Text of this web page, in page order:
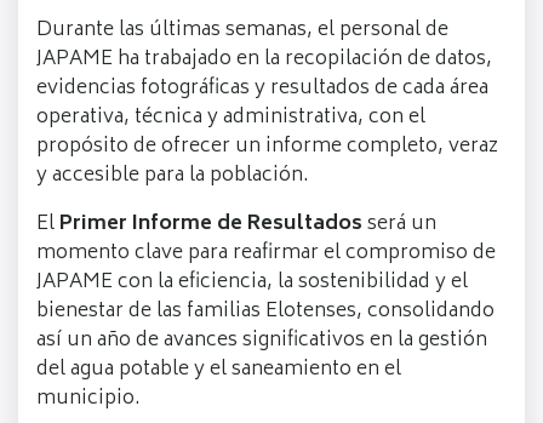
Durante las últimas semanas, el personal de
JAPAME ha trabajado en la recopilación de datos,
evidencias fotográficas y resultados de cada área
operativa, técnica y administrativa, con el
propósito de ofrecer un informe completo, veraz
y accesible para la población.
ElPrimer Informe de Resultadosserá un
momento clave para reafirmar el compromiso de
JAPAME con la eficiencia, la sostenibilidad y el
bienestar de las familias Elotenses, consolidando
así un año de avances significativos en la gestión
del agua potable y el saneamiento en el
municipio.